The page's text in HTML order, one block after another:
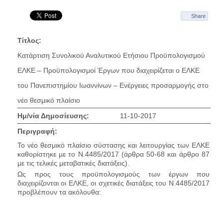
Share
Τίτλος:
Κατάρτιση Συνολικού Αναλυτικού Ετήσιου Προϋπολογισμού
ΕΛΚΕ – Προϋπολογισμοί Έργων που διαχειρίζεται ο ΕΛΚΕ
του Πανεπιστημίου Ιωαννίνων – Ενέργειες προσαρμογής στο
νέο θεσμικό πλαίσιο
Ημ/νία Δημοσίευσης:
11-10-2017
Περιγραφή:
Το νέο θεσμικό πλαίσιο σύστασης και λειτουργίας των ΕΛΚΕ
καθορίστηκε με το Ν.4485/2017 (άρθρα 50-68 και άρθρο 87
με τις τελικές μεταβατικές διατάξεις).
Ως προς τους προϋπολογισμούς των έργων που
διαχειρίζονται οι ΕΛΚΕ, οι σχετικές διατάξεις του Ν.4485/2017
προβλέπουν τα ακόλουθα: